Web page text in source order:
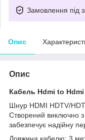
Замовлення під
Опис
Опис
Кабель Hdmi to
Шнур HDMI HDTV/
Створений виключно з
забезпечує надійну
Довжина кабелю: 3